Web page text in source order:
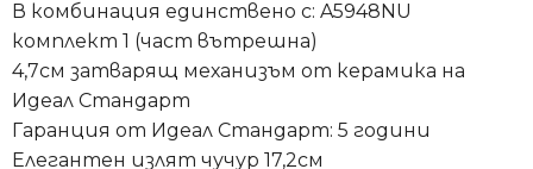
В комбинация единствено с: A5948NU
комплект 1 (част вътрешна)
4,7см затварящ механизъм от керамика на
Идеал Стандарт
Гаранция от Идеал Стандарт: 5 години
Елегантен излят чучур 17,2см